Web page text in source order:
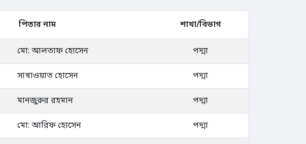
পিতার নাম শাখা/বিভাগ
মো: আলতাফ হোসেন পদ্মা
সাখাওয়াত হোসেন পদ্মা
মানজুরুর রহমান পদ্মা
মো: আরিফ হোসেন পদ্মা